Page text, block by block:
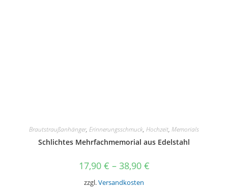
Brautstraußanhänger, Erinnerungsschmuck, Hochzeit, Memorials
Schlichtes Mehrfachmemorial aus Edelstahl
17,90 € – 38,90 €
zzgl.Versandkosten